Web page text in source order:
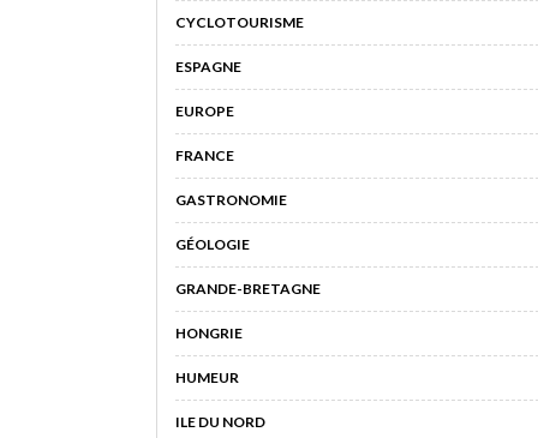
CYCLOTOURISME
ESPAGNE
EUROPE
FRANCE
GASTRONOMIE
GÉOLOGIE
GRANDE-BRETAGNE
HONGRIE
HUMEUR
ILE DU NORD